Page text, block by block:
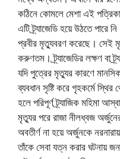
কঠিনে কোমলে মেশা এই
এটি ট্র্যাজেডি হয়ে উঠতে পারে
প্রবীর মৃত্যুবরণ করেছে। সেই
করুণতম। ট্র্যাজেডির লক্ষণ বা
যদি পুত্রের মৃত্যুর কারণে
ব্যবধান সৃষ্টি করে গৃহকর্মে
হলে পরিপূর্ণ ট্র্যাজিক মহিমা
মৃত্যুর পরে রাজা নীলধ্বজ
অবতীর্ণ না হয়ে অর্জুনকে
তাঁকে সেবা যত্ন করার ঘটনায়